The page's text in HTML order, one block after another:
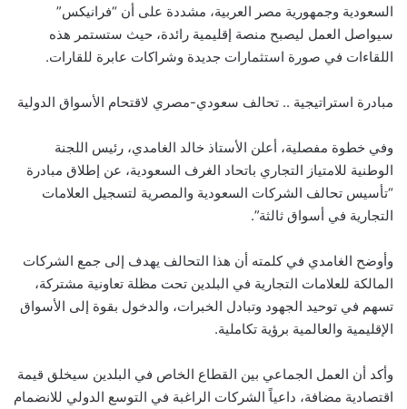
السعودية وجمهورية مصر العربية، مشددة على أن “فرانيكس”
سيواصل العمل ليصبح منصة إقليمية رائدة، حيث ستستمر هذه
اللقاءات في صورة استثمارات جديدة وشراكات عابرة للقارات.
مبادرة استراتيجية .. تحالف سعودي-مصري لاقتحام الأسواق الدولية
وفي خطوة مفصلية، أعلن الأستاذ خالد الغامدي، رئيس اللجنة
الوطنية للامتياز التجاري باتحاد الغرف السعودية، عن إطلاق مبادرة
“تأسيس تحالف الشركات السعودية والمصرية لتسجيل العلامات
التجارية في أسواق ثالثة”.
وأوضح الغامدي في كلمته أن هذا التحالف يهدف إلى جمع الشركات
المالكة للعلامات التجارية في البلدين تحت مظلة تعاونية مشتركة،
تسهم في توحيد الجهود وتبادل الخبرات، والدخول بقوة إلى الأسواق
الإقليمية والعالمية برؤية تكاملية.
وأكد أن العمل الجماعي بين القطاع الخاص في البلدين سيخلق قيمة
اقتصادية مضافة، داعياً الشركات الراغبة في التوسع الدولي للانضمام